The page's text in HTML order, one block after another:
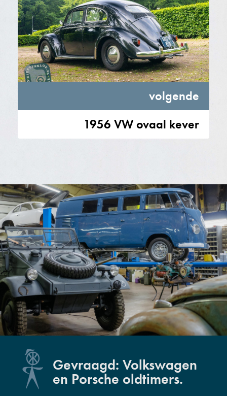
volgende
1956 VW ovaal kever
Gevraagd: Volkswagen
en Porsche oldtimers.